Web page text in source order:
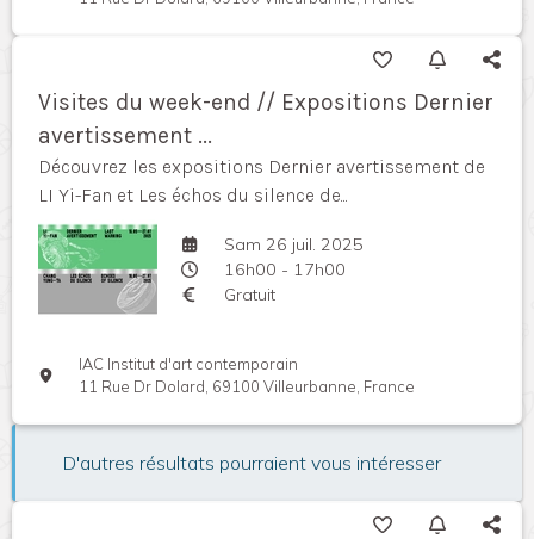
Visites du week-end // Expositions Dernier
avertissement ...
Découvrez les expositions Dernier avertissement de
LI Yi-Fan et Les échos du silence de...
Sam 26 juil. 2025
16h00 - 17h00
Gratuit
IAC Institut d'art contemporain
11 Rue Dr Dolard, 69100 Villeurbanne, France
D'autres résultats pourraient vous intéresser